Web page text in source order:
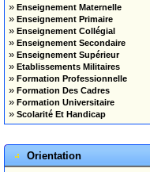
» Enseignement Maternelle
» Enseignement Primaire
» Enseignement Collégial
» Enseignement Secondaire
» Enseignement Supérieur
» Etablissements Militaires
» Formation Professionnelle
» Formation Des Cadres
» Formation Universitaire
» Scolarité Et Handicap
Orientation